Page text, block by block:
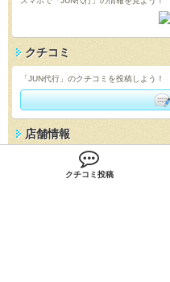
クチコミ投稿
クチコミ
「JUN代行」のクチコミを投稿しよう！
店舗情報
「JUN代行」の店舗情報を編集しよう！